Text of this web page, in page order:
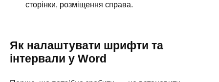
сторінки, розміщення справа.
Як налаштувати шрифти та
інтервали у Word